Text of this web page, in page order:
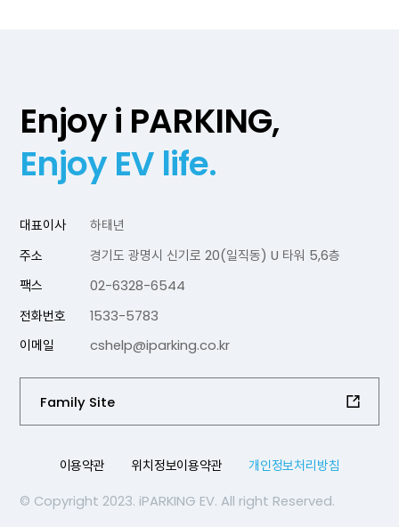
Enjoy i PARKING,
Enjoy EV life.
대표이사
하태년
주소
경기도 광명시 신기로 20(일직동) U 타워 5,6층
팩스
02-6328-6544
전화번호
1533-5783
이메일
cshelp@iparking.co.kr
Family Site
© Copyright 2023. iPARKING EV. All right Reserved.
이용약관 위치정보이용약관 개인정보처리방침